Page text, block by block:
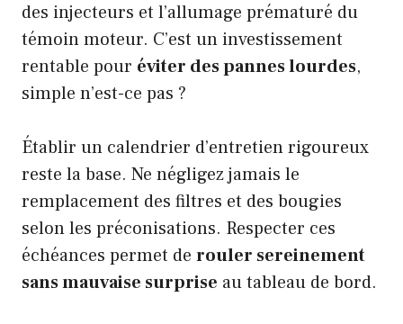
des injecteurs et l’allumage prématuré du
témoin moteur. C’est un investissement
rentable pour éviter des pannes lourdes,
simple n’est-ce pas ?
Établir un calendrier d’entretien rigoureux
reste la base. Ne négligez jamais le
remplacement des filtres et des bougies
selon les préconisations. Respecter ces
échéances permet de rouler sereinement
sans mauvaise surprise au tableau de bord.